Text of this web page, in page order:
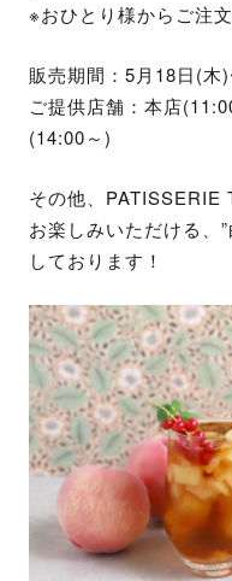
※おひとり様からご注
販売期間：5月18日(木
ご提供店舗：本店
(14:00～)
その他、PATISSERIE
お楽しみいただける、
しております！